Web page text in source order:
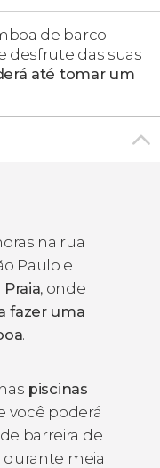
de barco
desfrute das suas
até tomar um
na rua
Paulo e
, onde
fazer uma
.
piscinas
você poderá
barreira de
durante meia